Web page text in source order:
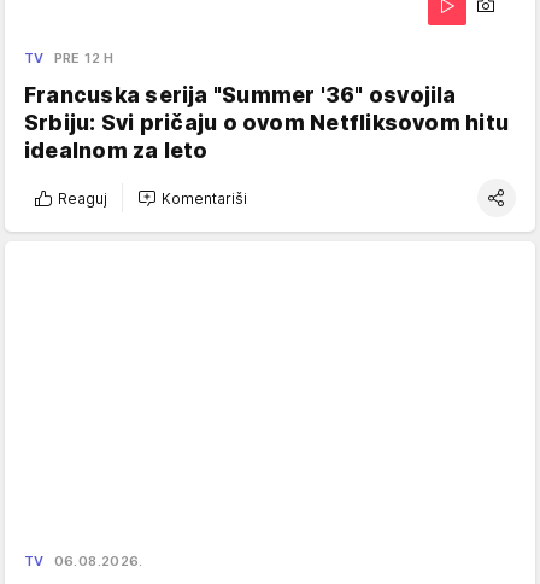
TV PRE 12 H
Francuska serija "Summer '36" osvojila
Srbiju: Svi pričaju o ovom Netfliksovom hitu
idealnom za leto
Reaguj Komentariši
TV 06.08.2026.